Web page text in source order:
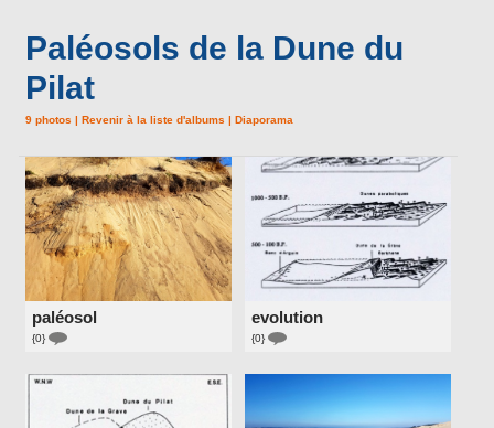
Paléosols de la Dune du
Pilat
9 photos | Revenir à la liste d'albums | Diaporama
paléosol
{0}
evolution
{0}